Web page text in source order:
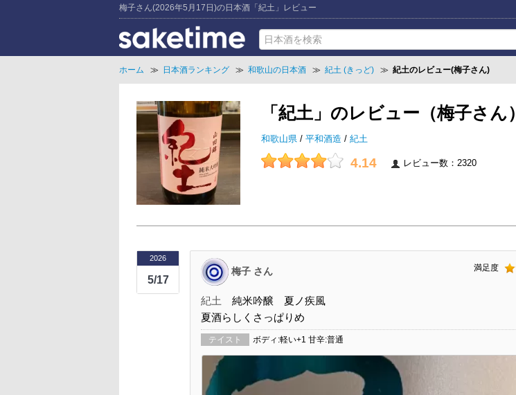
梅子さん(2026年5月17日)の日本酒「紀土」レビュー
ホーム ≫ 日本酒ランキング ≫ 和歌山の日本酒 ≫ 紀土 (きっど) ≫ 紀土のレビュー(梅子さん)
「紀土」のレビュー（梅子さん）
和歌山県 / 平和酒造 / 紀土
4.14 レビュー数：2320
2026
5/17
梅子 さん 満足度
紀土
純米吟醸 夏ノ疾風
夏酒らしくさっぱりめ
テイスト ボディ:軽い+1 甘辛:普通